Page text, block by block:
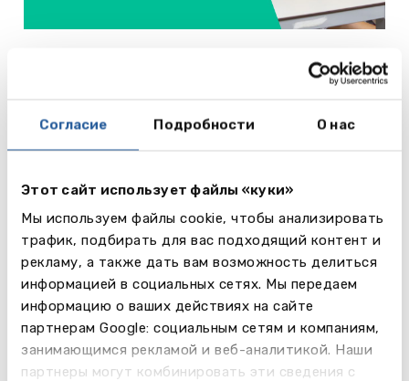
Согласие Подробности О нас
Этот сайт использует файлы «куки»
Мы используем файлы cookie, чтобы анализировать
трафик, подбирать для вас подходящий контент и
рекламу, а также дать вам возможность делиться
информацией в социальных сетях. Мы передаем
информацию о ваших действиях на сайте
партнерам Google: социальным сетям и компаниям,
занимающимся рекламой и веб-аналитикой. Наши
партнеры могут комбинировать эти сведения с
Служба размещения оказывает студентам
обеспечивая комфортный переезд за границу. В
каждой стране имеется широкий выбор
- от студенческой резиденции до съемной
квартиры.
Программы
Продолжительность EU Bachelor’s programs – 3
года (6 или 7 семестров). Для студентов, которые
хотят пройти обучение за 2,5 года, существуют
ускоренные варианты. Во время обучения
студенты могут перевестись в отделение EU,